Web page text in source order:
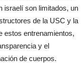
israelí son limitados, un
de la USC y la
estos entrenamientos,
y el
de cuerpos.